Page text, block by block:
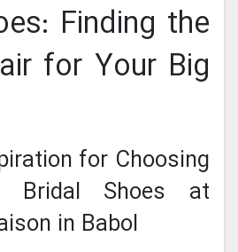
Finding the
for Your Big
for Choosing
Bridal Shoes at
in Babol